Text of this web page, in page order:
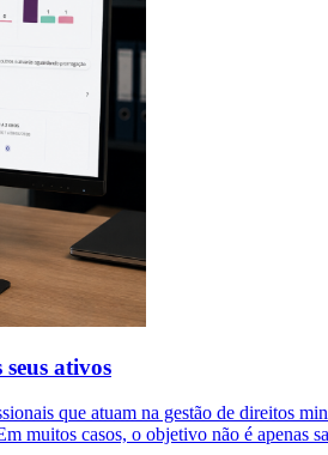
ativos
que atuam na gestão de direitos
muitos casos, o objetivo não é apenas